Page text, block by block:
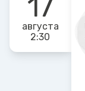
августа
2:30